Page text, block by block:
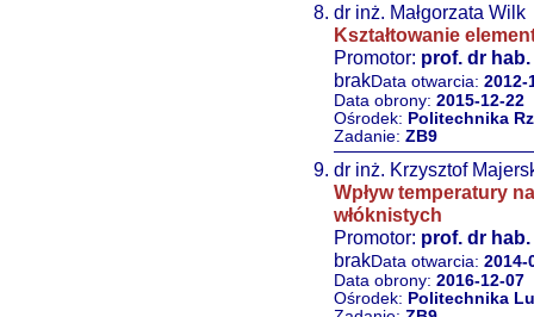
dr inż. Małgorzata Wilk
Kształtowanie
Promotor: prof. dr
brakData otwarcia: 2012-
Data obrony: 2015-12-22
Ośrodek: Politechnika
Zadanie: ZB9
dr inż. Krzysztof
Wpływ temperatury
włóknistych
Promotor: prof. dr
brakData otwarcia: 2014-
Data obrony: 2016-12-07
Ośrodek: Politechnika